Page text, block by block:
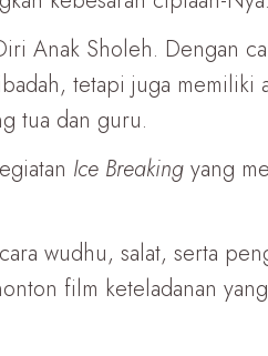
Anak Sholeh. Dengan
tetapi juga
tua dan guru.
Ice Breaking yang
wudhu, salat, serta
film keteladanan